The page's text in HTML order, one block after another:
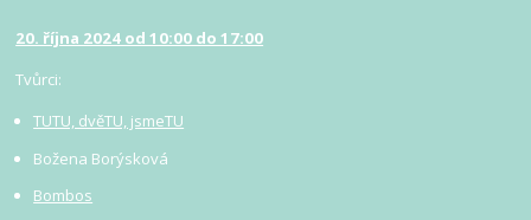
20. října 2024 od 10:00 do 17:00
Tvůrci:
TUTU, dvěTU, jsmeTU
Božena Borýsková
Bombos